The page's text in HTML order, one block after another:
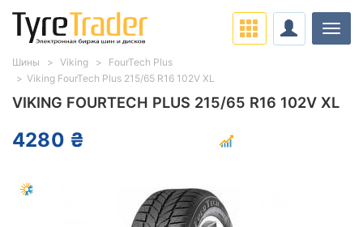
VIKING FOURTECH PLUS 215/65 R16 102V XL
4280 ₴
Шины Viking
FourTech Plus
Viking FourTech Plus 215/65 R16 102V XL